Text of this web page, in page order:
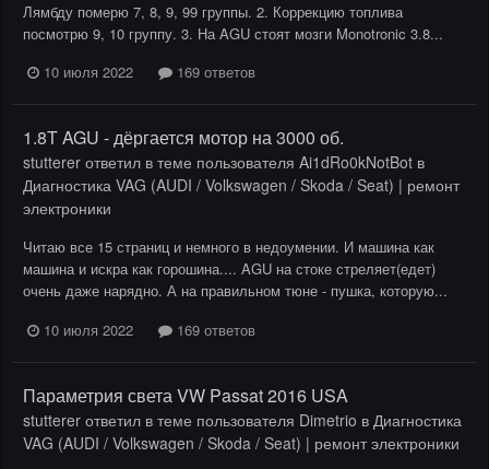
Лямбду померю 7, 8, 9, 99 группы. 2. Коррекцию топлива
посмотрю 9, 10 группу. 3. На AGU стоят мозги Monotronic 3.8...
10 июля 2022
169 ответов
1.8T AGU - дёргается мотор на 3000 об.
stutterer ответил в теме пользователя Ai1dRo0kNotBot в
Диагностика VAG (AUDI / Volkswagen / Skoda / Seat) | ремонт
электроники
Читаю все 15 страниц и немного в недоумении. И машина как
машина и искра как горошина.... AGU на стоке стреляет(едет)
очень даже нарядно. А на правильном тюне - пушка, которую...
10 июля 2022
169 ответов
Параметрия света VW Passat 2016 USA
stutterer ответил в теме пользователя Dimetrio в Диагностика
VAG (AUDI / Volkswagen / Skoda / Seat) | ремонт электроники